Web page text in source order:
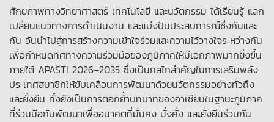
ศักยภาพทางวิทยาศาสตร์ เทคโนโลยี และนวัตกรรม ได้เรียนรู้ แลก
เปลี่ยนแนวทางการดำเนินงาน และแบ่งปันประสบการณ์ซึ่งกันและ
กัน อันนำไปสู่การสร้างความเข้าใจร่วมและความไว้วางใจระหว่างกัน
เพื่อกำหนดทิศทางความร่วมมือของภูมิภาคให้มีเอกภาพมากยิ่งขึ้น
ภายใต้ APASTI 2026–2035 ซึ่งเป็นกลไกสำคัญในการเสริมพลัง
ประเทศสมาชิกให้ขับเคลื่อนการพัฒนาด้วยนวัตกรรมอย่างทั่วถึง
และยั่งยืน ทั้งยังเป็นการตอกย้ำบทบาทของอาเซียนในฐานะภูมิภาค
ที่ร่วมมือกันพัฒนาเพื่ออนาคตที่มั่นคง มั่งคั่ง และยั่งยืนร่วมกัน